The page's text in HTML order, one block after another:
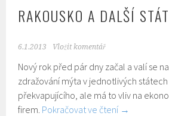
RAKOUSKO A DALŠÍ
6.1.2013 Vložit komentář
Nový rok před pár dny začal a valí se
zdražování mýta v jednotlivých státech
překvapujícího, ale má to vliv na
firem. Pokračovat ve čtení →